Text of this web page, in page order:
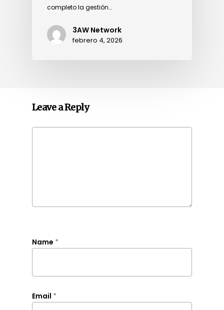
completo la gestión…
3AW Network
febrero 4, 2026
Leave a Reply
Name *
Email *